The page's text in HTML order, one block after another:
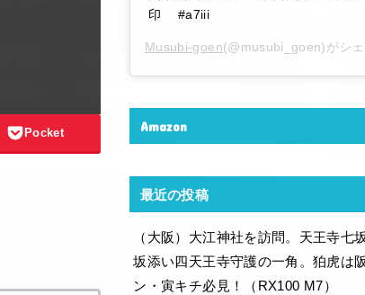
Pocket
印 #a7iii
Musubi-goen(@musubi_goen)がシェアし
Amazon
最近の投稿
（大阪）大江神社を訪問。天王寺七
坂添い四天王寺守護の一角。狛虎は
ン・寅キチ必見！（RX100 M7）